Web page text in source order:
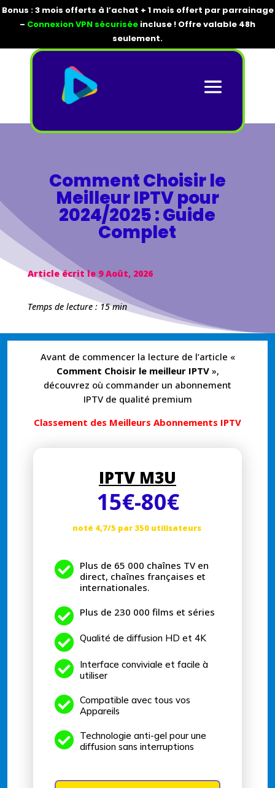
Bonus : 3 mois offerts à l’achat + 1 mois offert par parrainage
– Connexion VPN sécurisée incluse ! Offre valable 48h
seulement.
Comment Choisir le
Meilleur IPTV pour
2024/2025 : Guide
Complet
Article écrit le 9 Août, 2026
Temps de lecture : 15 min
Avant de commencer la lecture de l’article «
Comment Choisir le meilleur IPTV »,
découvrez où commander un abonnement
IPTV de qualité premium
Classement des Meilleurs Abonnements IPTV
IPTV M3U
15€-80€
noté 4,7/5 par 350 utilisateurs
 Plus de 65 000 chaînes TV en
direct, chaînes françaises et
internationales.
 Plus de 230 000 films et séries
 Qualité de diffusion HD et 4K
 Interface conviviale et facile à
utiliser
 Compatible avec tous vos
Appareils
 Technologie anti-gel pour une
diffusion sans interruptions